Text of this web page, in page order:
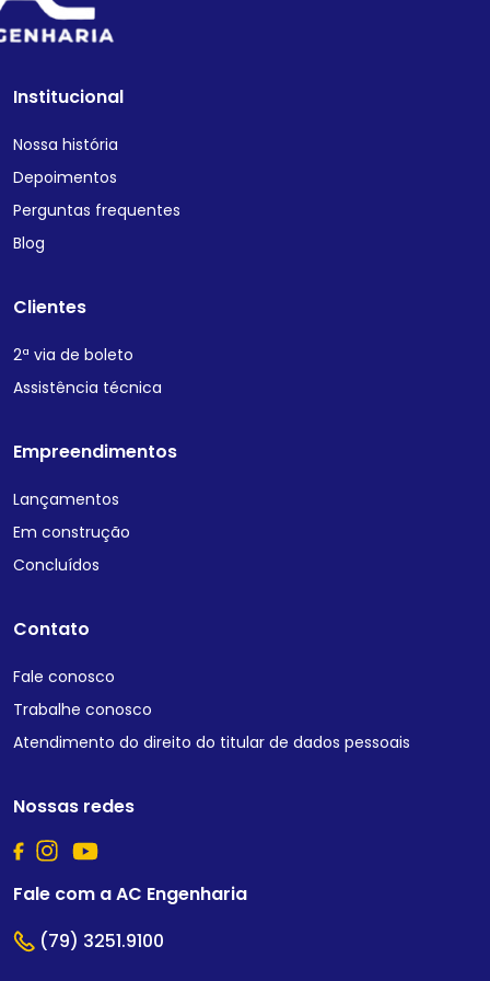
Institucional
Nossa história
Depoimentos
Perguntas frequentes
Blog
Clientes
2ª via de boleto
Assistência técnica
Empreendimentos
Lançamentos
Em construção
Concluídos
Contato
Fale conosco
Trabalhe conosco
Atendimento do direito do titular de dados pessoais
Nossas redes
Fale com a AC Engenharia
(79) 3251.9100